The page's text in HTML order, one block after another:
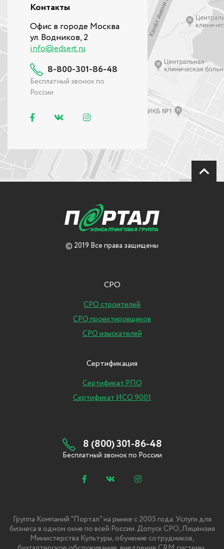
Контакты
Офис в городе Москва
ул. Водников, 2
info@edsert.ru
8-800-301-86-48
Бесплатный звонок по
России
© 2019 Все права защищены
СРО
СРО строителей
СРО проектировщиков
СРО изыскателей
Сертификация
Сертификат РПО
Сертификат ИСО 9001
8 (800) 301-86-48
Бесплатный звонок по России
Группа Компаний "Портал" на рынке с 2005 года. Услуги для
бизнеса в одном окне по всей России. Допуск СРО, Лицензия
Министерства Культуры, обучение сотрудников,